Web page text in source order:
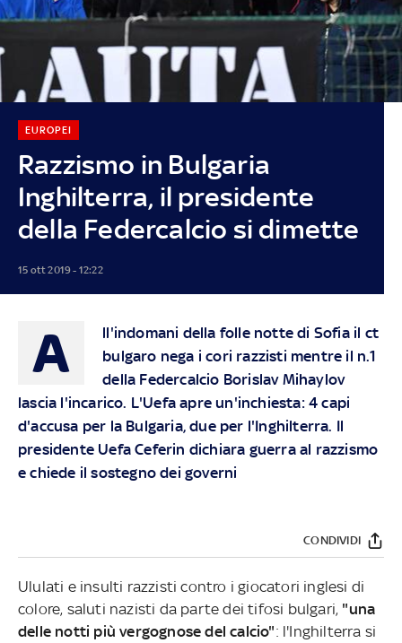
Razzismo in Bulgaria
Inghilterra, il presidente
della Federcalcio si dimette
EUROPEI
15 ott 2019 - 12:22
A
ll'indomani della folle notte di Sofia il ct
bulgaro nega i cori razzisti mentre il n.1
della Federcalcio Borislav Mihaylov
lascia l'incarico. L'Uefa apre un'inchiesta: 4 capi
d'accusa per la Bulgaria, due per l'Inghilterra. Il
presidente Uefa Ceferin dichiara guerra al razzismo
e chiede il sostegno dei governi
CONDIVIDI
Ululati e insulti razzisti contro i giocatori inglesi di
colore, saluti nazisti da parte dei tifosi bulgari, "una
delle notti più vergognose del calcio": l'Inghilterra si